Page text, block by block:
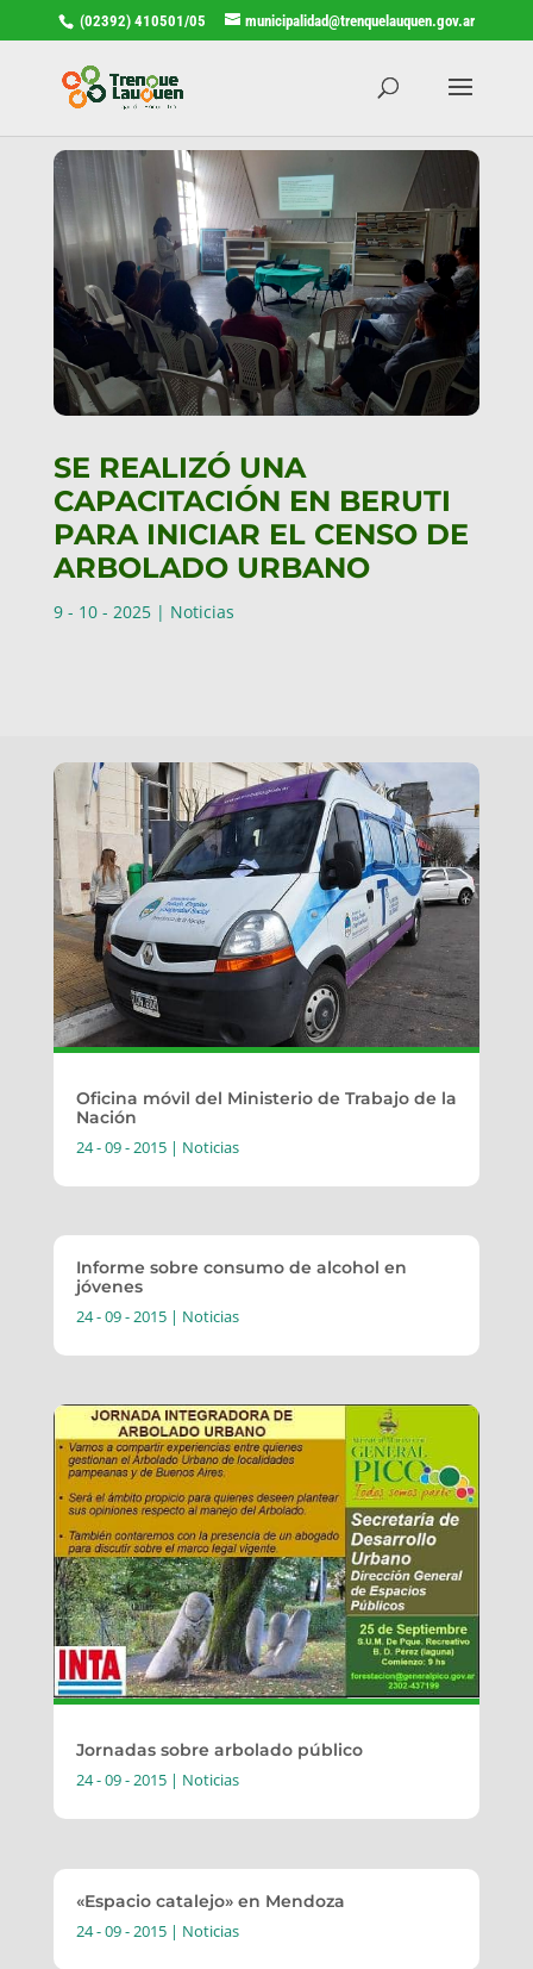
(02392) 410501/05 municipalidad@trenquelauquen.gov.ar
SE REALIZÓ UNA
CAPACITACIÓN EN BERUTI
PARA INICIAR EL CENSO DE
ARBOLADO URBANO
9 - 10 - 2025| Noticias
Oficina móvil del Ministerio de Trabajo de la
Nación
24 - 09 - 2015| Noticias
Informe sobre consumo de alcohol en
jóvenes
24 - 09 - 2015| Noticias
Jornadas sobre arbolado público
24 - 09 - 2015| Noticias
«Espacio catalejo» en Mendoza
24 - 09 - 2015| Noticias